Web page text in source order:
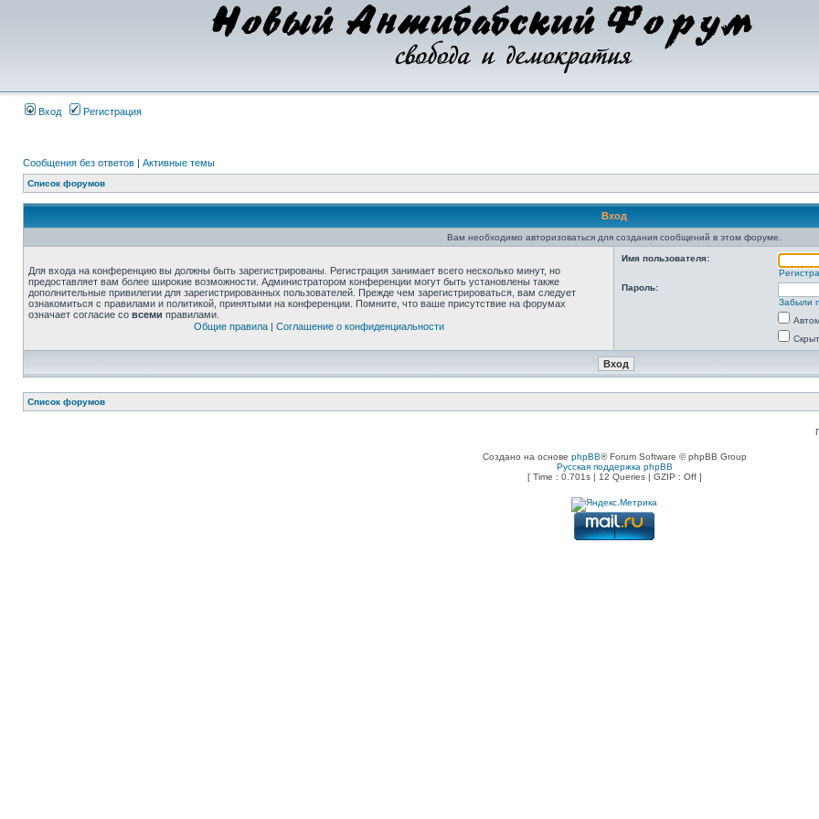
Вход Регистрация
Сообщения без ответов | Активные темы
Список форумов
Вход
Вам необходимо авторизоваться для создания сообщений в этом форуме.
Для входа на конференцию вы должны быть зарегистрированы. Регистрация занимает всего несколько минут, но
предоставляет вам более широкие возможности. Администратором конференции могут быть установлены также
дополнительные привилегии для зарегистрированных пользователей. Прежде чем зарегистрироваться, вам следует
ознакомиться с правилами и политикой, принятыми на конференции. Помните, что ваше присутствие на форумах
означает согласие со всеми правилами.
Общие правила| Соглашение о конфиденциальности
Имя пользователя:
Пароль:
Забыли
Список форумов
Создано на основе phpBB® Forum Software © phpBB Group
Русская поддержка phpBB
[ Time : 0.701s | 12 Queries | GZIP : Off ]